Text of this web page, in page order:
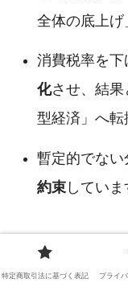
全体の底上げ
消費税率を下
化させ、結果
型経済」へ転
暫定的でない
約束していま
日本共産党
特定商取引法に基づく表記 プライ